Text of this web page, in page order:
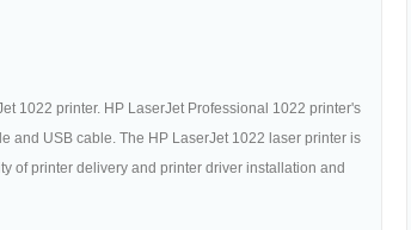
1022 printer. HP LaserJet Professional 1022 printer's
and USB cable. The HP LaserJet 1022 laser printer is
of printer delivery and printer driver installation and